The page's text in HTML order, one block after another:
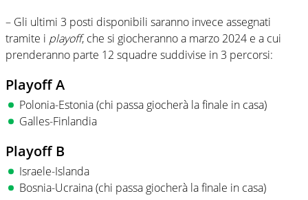
– Gli ultimi 3 posti disponibili saranno invece assegnati
tramite i playoff, che si giocheranno a marzo 2024 e a cui
prenderanno parte 12 squadre suddivise in 3 percorsi:
Playoff A
Polonia-Estonia (chi passa giocherà la finale in casa)
Galles-Finlandia
Playoff B
Israele-Islanda
Bosnia-Ucraina (chi passa giocherà la finale in casa)